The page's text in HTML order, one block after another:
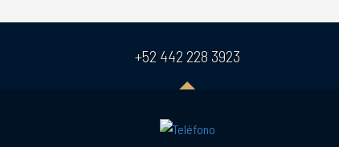
+52 442 228 3923